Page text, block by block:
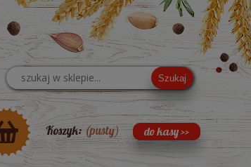
Szukaj
Koszyk: (pusty)